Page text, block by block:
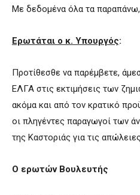
Με δεδομένα όλα τα παραπάνω,
Ερωτάται ο κ. Υπουργός:
Προτίθεσθε να παρέμβετε,
ΕΛΓΑ στις εκτιμήσεις των
ακόμα και από τον κρατικό
οι πληγέντες παραγωγοί των
της Καστοριάς για τις
Ο ερωτών Βουλευτής